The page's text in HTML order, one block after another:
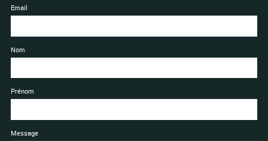
Email
Nom
Prénom
Message